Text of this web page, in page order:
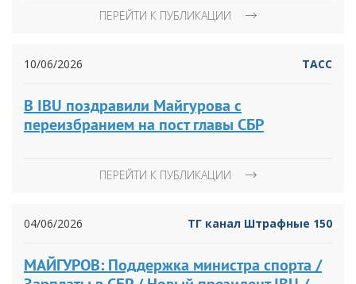
ПЕРЕЙТИ К ПУБЛИКАЦИИ
10/06/2026 ТАСС
В IBU поздравили Майгурова с
переизбранием на пост главы СБР
ПЕРЕЙТИ К ПУБЛИКАЦИИ
04/06/2026 ТГ канал Штрафные 150
МАЙГУРОВ: Поддержка министра спорта /